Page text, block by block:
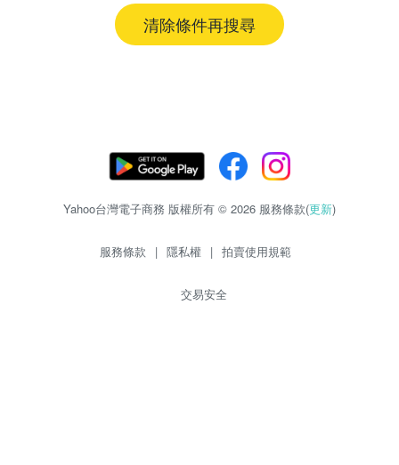
清除條件再搜尋
Yahoo台灣電子商務 版權所有 © 2026 服務條款(更新)
服務條款 | 隱私權 | 拍賣使用規範
交易安全